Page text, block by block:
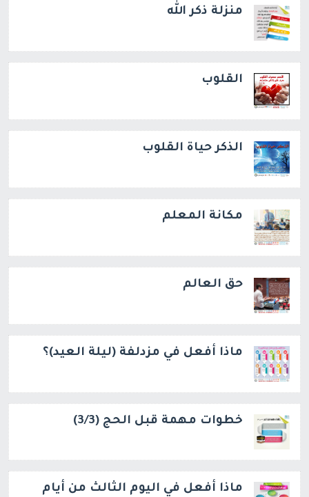
منزلة ذكر الله
القلوب
الذكر حياة القلوب
مكانة المعلم
حق العالم
ماذا أفعل في مزدلفة (ليلة العيد)؟
خطوات مهمة قبل الحج (3/3)
ماذا أفعل في اليوم الثالث من أيام